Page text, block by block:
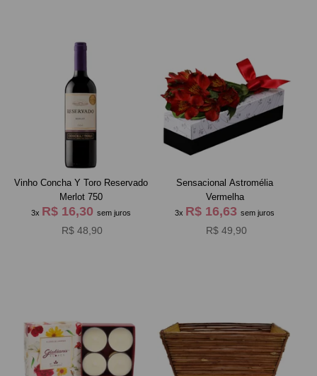
Vinho Concha Y Toro Reservado
Merlot 750
3x R$ 16,30 sem juros
R$ 48,90
Sensacional Astromélia
Vermelha
3x R$ 16,63sem juros
R$ 49,90